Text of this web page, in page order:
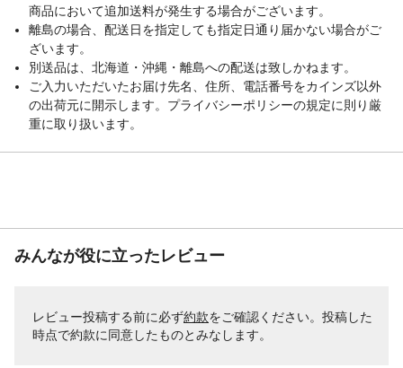
商品において追加送料が発生する場合がございます。
離島の場合、配送日を指定しても指定日通り届かない場合がご
ざいます。
別送品は、北海道・沖縄・離島への配送は致しかねます。
ご入力いただいたお届け先名、住所、電話番号をカインズ以外
の出荷元に開示します。プライバシーポリシーの規定に則り厳
重に取り扱います。
みんなが役に立ったレビュー
レビュー投稿する前に必ず約款をご確認ください。投稿した
時点で約款に同意したものとみなします。